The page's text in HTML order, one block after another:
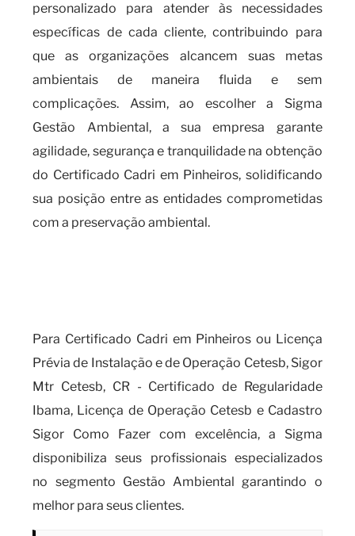
personalizado para atender às necessidades
específicas de cada cliente, contribuindo para
que as organizações alcancem suas metas
ambientais de maneira fluida e sem
complicações. Assim, ao escolher a Sigma
Gestão Ambiental, a sua empresa garante
agilidade, segurança e tranquilidade na obtenção
do Certificado Cadri em Pinheiros, solidificando
sua posição entre as entidades comprometidas
com a preservação ambiental.
Para Certificado Cadri em Pinheiros ou Licença
Prévia de Instalação e de Operação Cetesb, Sigor
Mtr Cetesb, CR - Certificado de Regularidade
Ibama, Licença de Operação Cetesb e Cadastro
Sigor Como Fazer com excelência, a Sigma
disponibiliza seus profissionais especializados
no segmento Gestão Ambiental garantindo o
melhor para seus clientes.